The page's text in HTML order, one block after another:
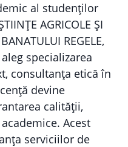
al studenților
AGRICOLE ȘI
REGELE,
specializarea
consultanța etică în
devine
calității,
Acest
serviciilor de